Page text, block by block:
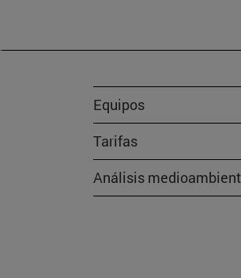
Equipos
Tarifas
Análisis